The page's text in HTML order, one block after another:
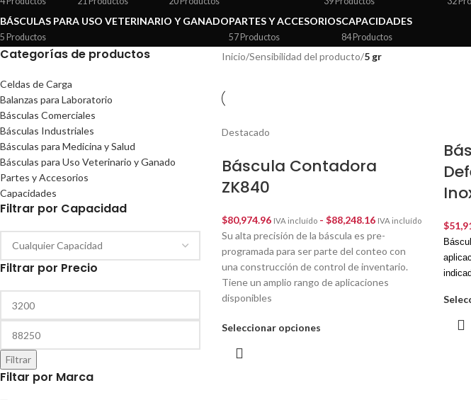
BÁSCULAS PARA USO VETERINARIO Y GANADO
5 Productos
PARTES Y ACCESORIOS
57 Productos
CAPACIDADES
84 Productos
Categorías de productos
Celdas de Carga
Balanzas para Laboratorio
Básculas Comerciales
Básculas Industriales
Básculas para Medicina y Salud
Básculas para Uso Veterinario y Ganado
Partes y Accesorios
Capacidades
Filtrar por Capacidad
Filtrar por Precio
Filtrar
Filtar por Marca
Inicio/Sensibilidad del producto/5 gr
Destacado
Báscula Contadora
ZK840
$80,974.96 IVA incluído - $88,248.16 IVA incluído
Su alta precisión de la báscula es pre-
programada para ser parte del conteo con
una construcción de control de inventario.
Tiene un amplio rango de aplicaciones
disponibles
Seleccionar opciones
$